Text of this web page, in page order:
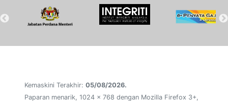
Kemaskini Terakhir: 05/08/2026.
Paparan menarik, 1024 x 768 dengan Mozilla Firefox 3+,